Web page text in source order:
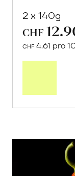
2 x 140g
CHF
CHF 4.61 pro